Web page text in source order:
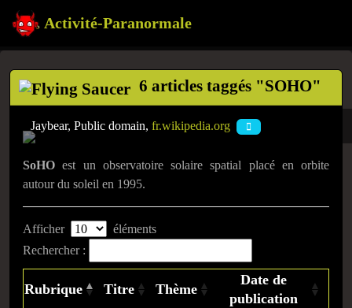
Activité-Paranormale
6 articles taggés "SOHO"
Jaybear, Public domain, fr.wikipedia.org
SoHO est un observatoire solaire spatial placé en orbite
autour du soleil en 1995.
Afficher
éléments
Rechercher :
Rubrique Titre Thème
Date de
publication